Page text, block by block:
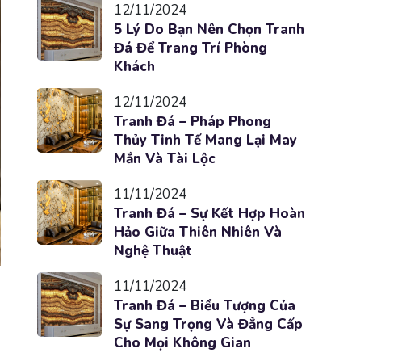
12/11/2024
5 Lý Do Bạn Nên Chọn Tranh
Đá Để Trang Trí Phòng
Khách
12/11/2024
Tranh Đá – Pháp Phong
Thủy Tinh Tế Mang Lại May
Mắn Và Tài Lộc
11/11/2024
Tranh Đá – Sự Kết Hợp Hoàn
Hảo Giữa Thiên Nhiên Và
Nghệ Thuật
11/11/2024
Tranh Đá – Biểu Tượng Của
Sự Sang Trọng Và Đẳng Cấp
Cho Mọi Không Gian